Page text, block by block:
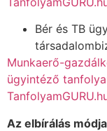
Bér és TB
Munkaerő-
ügyintéző
Az elbírálás